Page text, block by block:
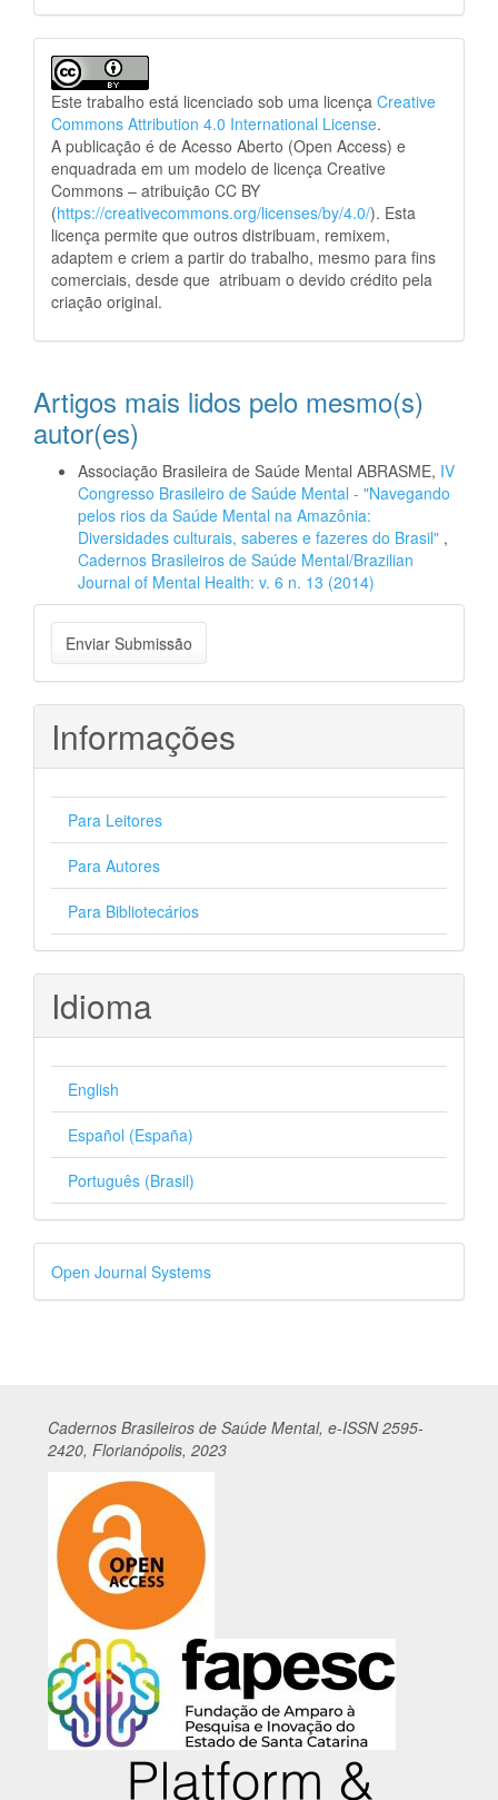
Este trabalho está licenciado sob uma licença Creative
Commons Attribution 4.0 International License.
A publicação é de Acesso Aberto (Open Access) e
enquadrada em um modelo de licença Creative
Commons – atribuição CC BY
(https://creativecommons.org/licenses/by/4.0/). Esta
licença permite que outros distribuam, remixem,
adaptem e criem a partir do trabalho, mesmo para fins
comerciais, desde que atribuam o devido crédito pela
criação original.
Artigos mais lidos pelo mesmo(s)
autor(es)
Associação Brasileira de Saúde Mental ABRASME, IV
Congresso Brasileiro de Saúde Mental - "Navegando
pelos rios da Saúde Mental na Amazônia:
Diversidades culturais, saberes e fazeres do Brasil" ,
Cadernos Brasileiros de Saúde Mental/Brazilian
Journal of Mental Health: v. 6 n. 13 (2014)
Enviar
Submissão
Enviar Submissão
Informações
Para Leitores
Para Autores
Para Bibliotecários
Idioma
English
Español (España)
Português (Brasil)
Desenvolvido
por
Open Journal Systems
Cadernos Brasileiros de Saúde Mental, e-ISSN 2595-
2420, Florianópolis, 2023